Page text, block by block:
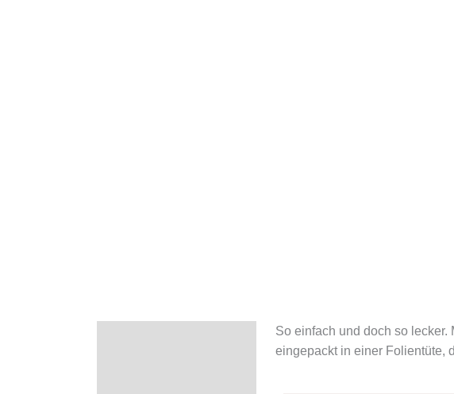
So einfach und doch so
eingepackt in einer Folientüte,